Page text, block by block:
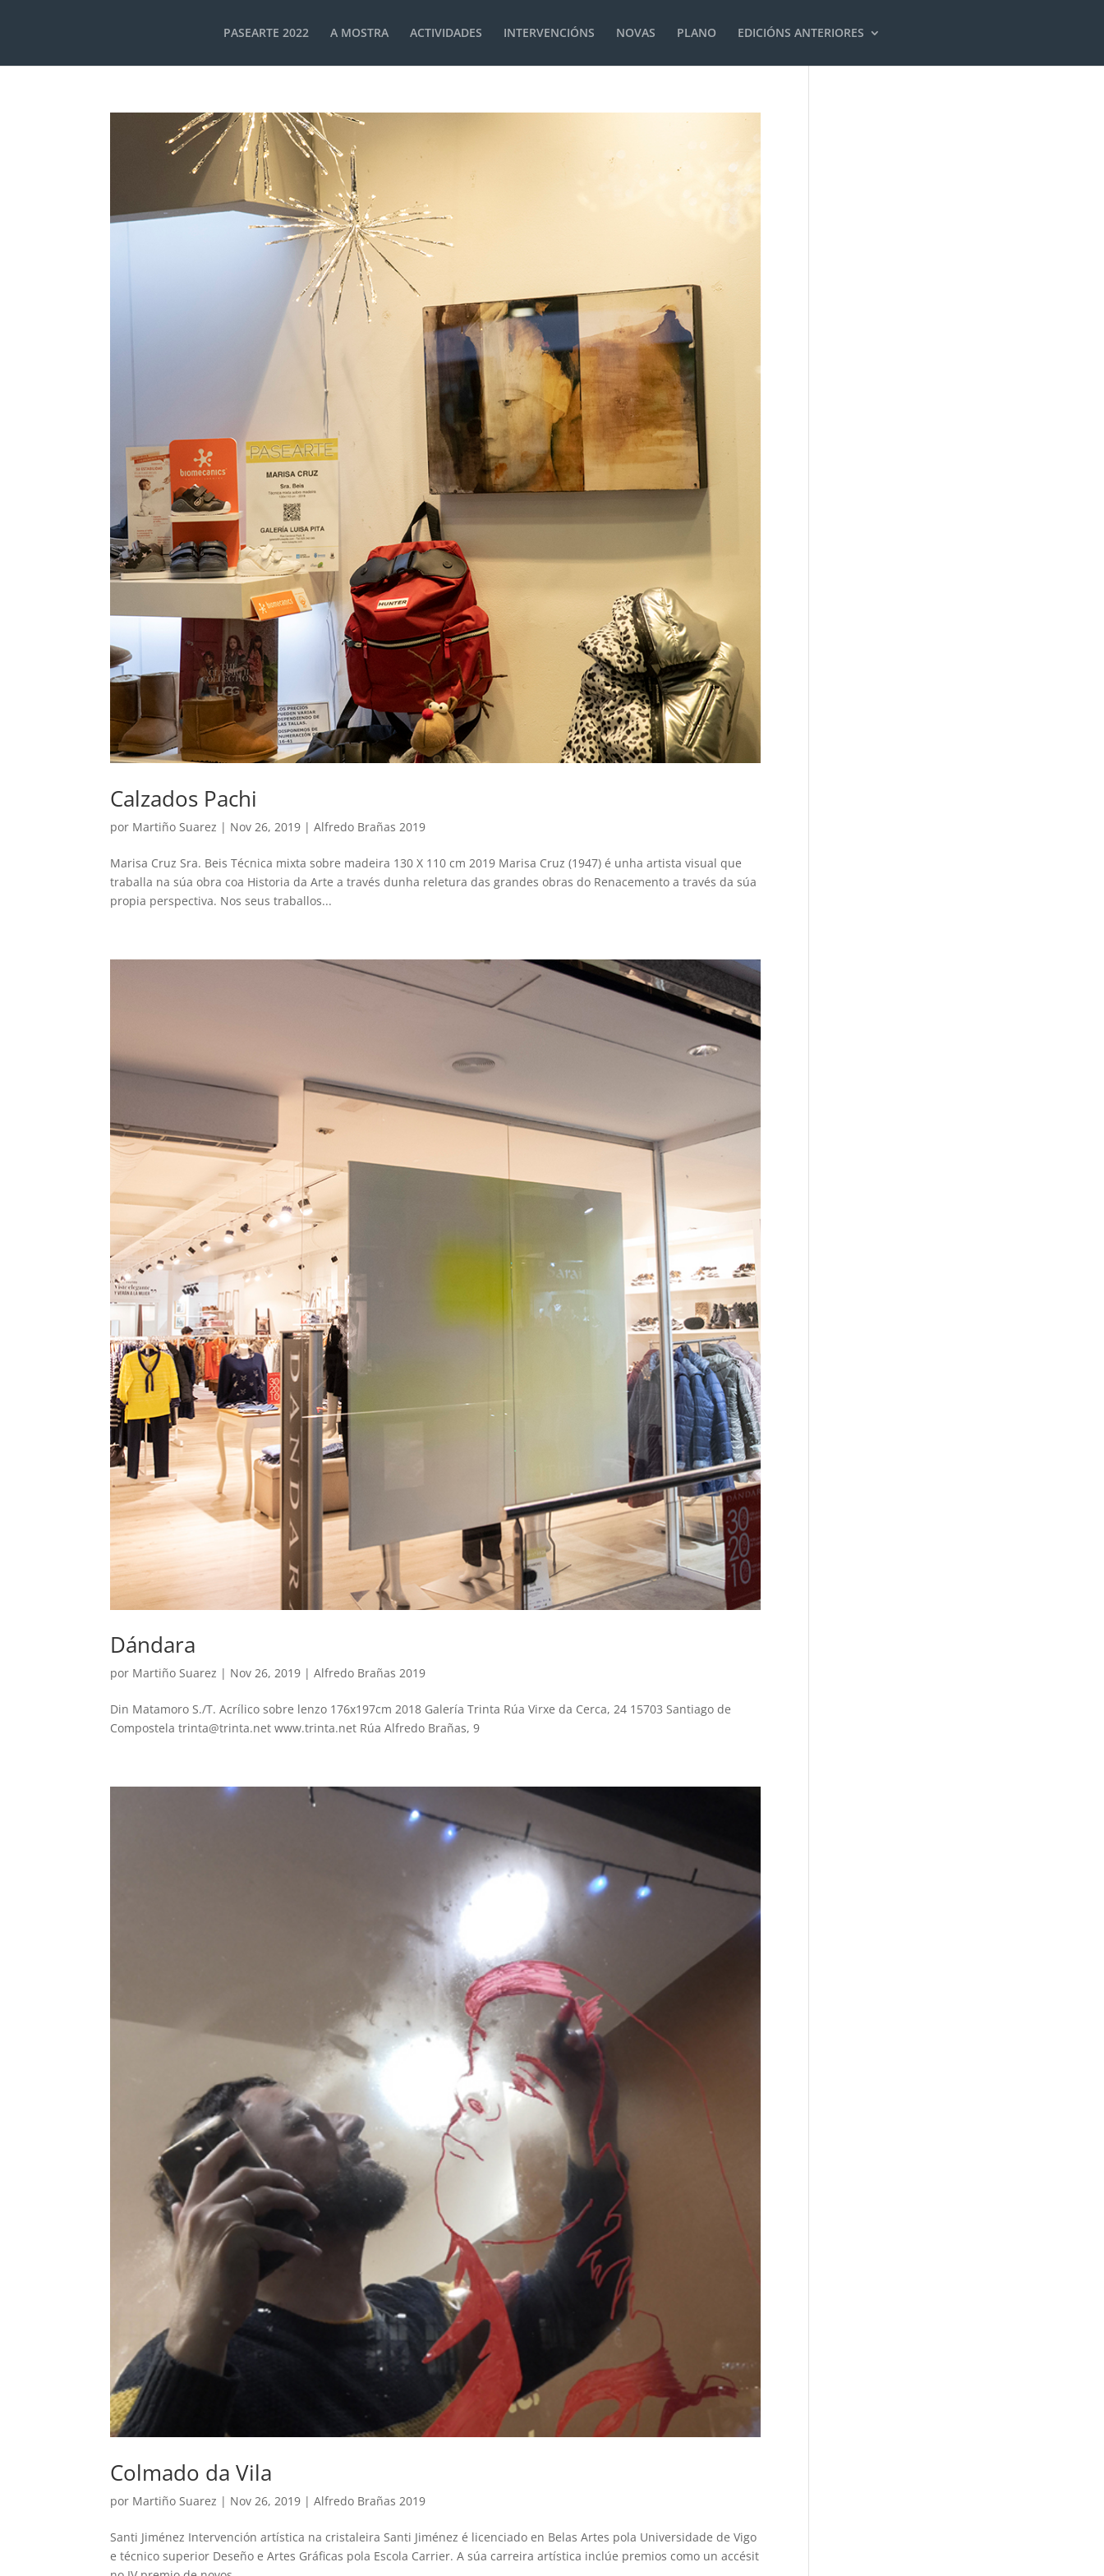
PASEARTE 2022 A MOSTRA ACTIVIDADES INTERVENCIÓNS NOVAS PLANO EDICIÓNS ANTERIORES
Calzados Pachi
por Martiño Suarez | Nov 26, 2019 |Alfredo Brañas 2019
Marisa Cruz Sra. Beis Técnica mixta sobre madeira 130 X 110 cm 2019 Marisa Cruz (1947) é unha artista visual que
traballa na súa obra coa Historia da Arte a través dunha reletura das grandes obras do Renacemento a través da súa
propia perspectiva. Nos seus traballos...
Dándara
por Martiño Suarez | Nov 26, 2019 |Alfredo Brañas 2019
Din Matamoro S./T. Acrílico sobre lenzo 176x197cm 2018 Galería Trinta Rúa Virxe da Cerca, 24 15703 Santiago de
Compostela trinta@trinta.net www.trinta.net Rúa Alfredo Brañas, 9
Colmado da Vila
por Martiño Suarez | Nov 26, 2019 |Alfredo Brañas 2019
Santi Jiménez Intervención artística na cristaleira Santi Jiménez é licenciado en Belas Artes pola Universidade de Vigo
e técnico superior Deseño e Artes Gráficas pola Escola Carrier. A súa carreira artística inclúe premios como un accésit